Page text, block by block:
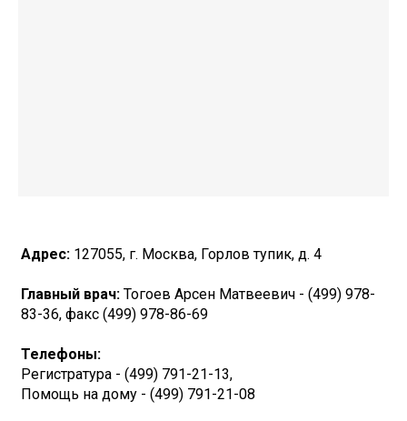
Адрес: 127055, г. Москва, Горлов тупик, д. 4
Главный врач: Тогоев Арсен Матвеевич - (499) 978-
83-36, факс (499) 978-86-69
Телефоны:
Регистратура - (499) 791-21-13,
Помощь на дому - (499) 791-21-08